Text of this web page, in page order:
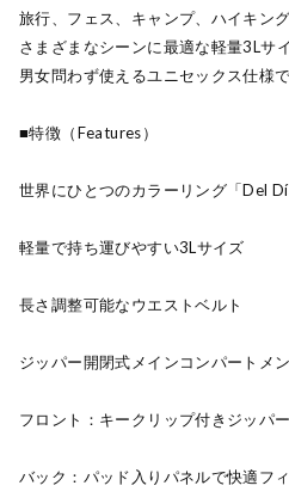
旅行、フェス、キャンプ、ハイキン
さまざまなシーンに最適な軽量3Lサイ
男女問わず使えるユニセックス仕様で
■特徴（Features）
世界にひとつのカラーリング「Del
軽量で持ち運びやすい3Lサイズ
長さ調整可能なウエストベルト
ジッパー開閉式メインコンパートメ
フロント：キークリップ付きジッパ
バック：パッド入りパネルで快適フ